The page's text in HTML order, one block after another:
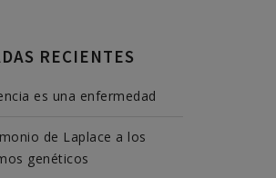
RECIENTES
es una enfermedad
de Laplace a los
genéticos